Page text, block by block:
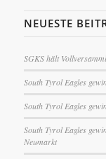
NEUESTE
SGKS hält
South Tyrol Eagles
South Tyrol Eagles
South Tyrol Eagles
Neumarkt